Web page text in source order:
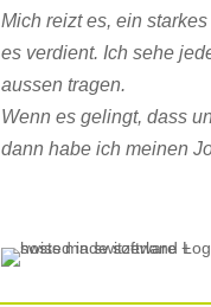
Mich reizt es, ein
es verdient. Ich sehe
aussen tragen.
Wenn es gelingt, dass
dann habe ich meinen